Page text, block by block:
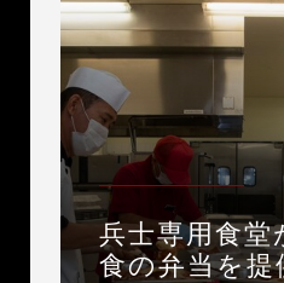
兵士専用食堂
食の弁当を提